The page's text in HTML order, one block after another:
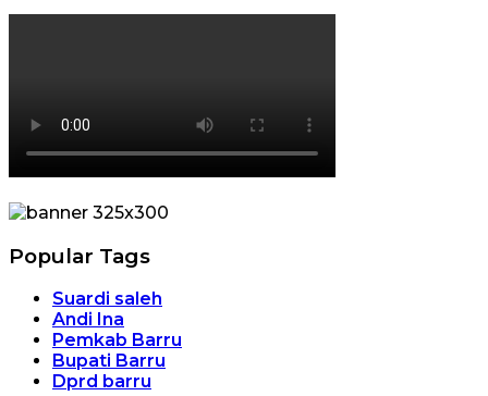
Popular Tags
Suardi saleh
Andi Ina
Pemkab Barru
Bupati Barru
Dprd barru